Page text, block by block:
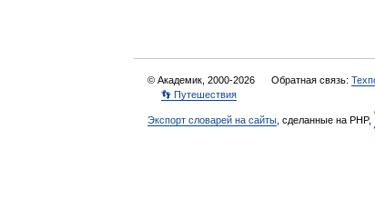
© Академик, 2000-2026 Обратная связь:
👣 Путешествия
Экспорт словарей на сайты , сделанные на PHP,